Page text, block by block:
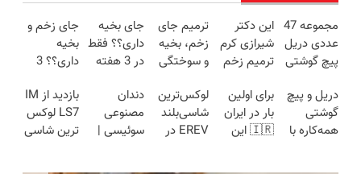
مجموعه 47
عددی دریل
پیچ گوشتی
(تخفیف به
مدت
محدود)
این دکتر
شیرازی کرم
ترمیم زخم
ساخت!!!
ترمیم جای
زخم، بخیه
و سوختگی
هفته!!😍
جای بخیه
داری؟؟ فقط
در 3 هفته
کن!😍
جای زخم و
بخیه
داری؟؟ 3
محوش کن!
دریل و پیچ
گوشتی
همه‌کاره با
برای اولین
بار در ایران
🇮🇷 این
لوکس‌ترین
شاسی‌بلند
EREV در
دندان
مصنوعی
سوئیسی |
بازدید از IM
LS7 لوکس
ترین شاسی